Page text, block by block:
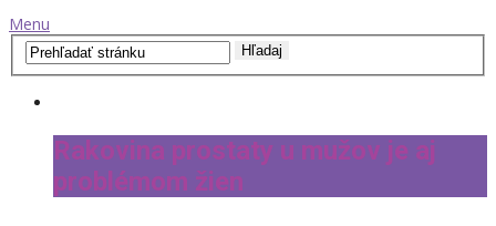
Menu
Rakovina prostaty u mužov je aj
problémom žien